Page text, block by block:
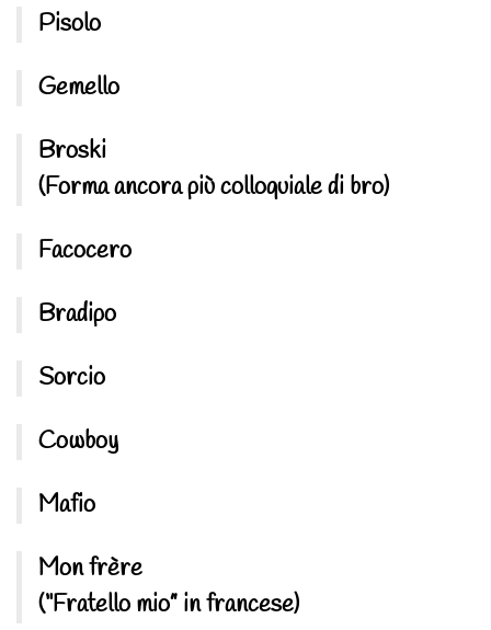
Pisolo
Gemello
Broski
(Forma ancora più colloquiale di bro)
Facocero
Bradipo
Sorcio
Cowboy
Mafio
Mon frère
(“Fratello mio” in francese)